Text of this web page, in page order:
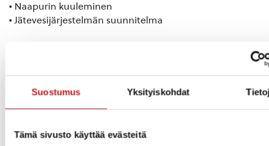
Suostumus Yksityiskohdat
Tämä sivusto käyttää evästeitä
• Naapurin kuuleminen
• Jätevesijärjestelmän suunnitelma
helpottamaan kuntalaisen ja vapaa-ajan asukkaan
asetusta sekä voimassa olevia asemakaavoja. Laki,